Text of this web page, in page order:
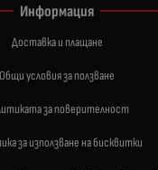
Информация
Доставка и плащане
Общи условия за ползване
за поверителност
за използване на бисквитки